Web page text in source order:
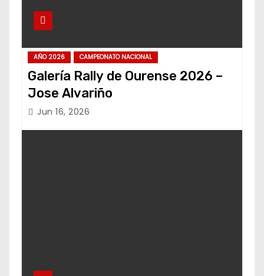
AÑO 2026 CAMPEONATO NACIONAL
Galería Rally de Ourense 2026 –
Jose Alvariño
Jun 16, 2026